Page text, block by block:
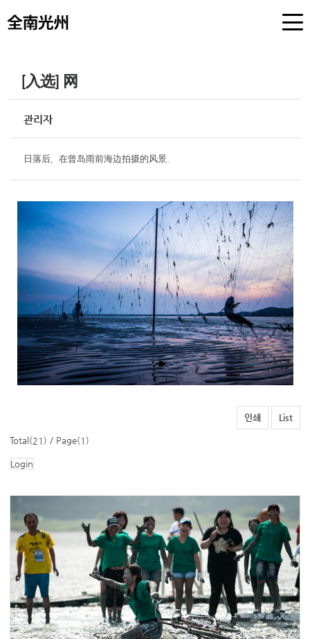
[入选] 网
관리자
日落后，在曾岛雨前海边拍摄的风景。
인쇄 List
Total(21 ) / Page(1 )
Login